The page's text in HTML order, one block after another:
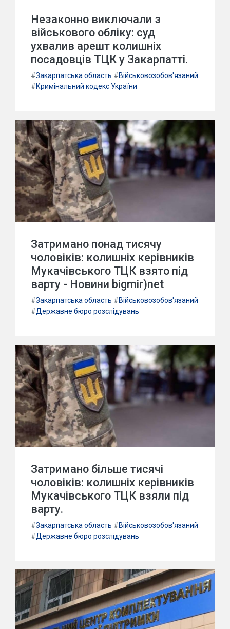
Незаконно виключали з
військового обліку: суд
ухвалив арешт колишніх
посадовців ТЦК у Закарпатті.
#Закарпатська область #Військовозобов'язаний
#Кримінальний кодекс України
Затримано понад тисячу
чоловіків: колишніх керівників
Мукачівського ТЦК взято під
варту - Новини bigmir)net
#Закарпатська область #Військовозобов'язаний
#Державне бюро розслідувань
Затримано більше тисячі
чоловіків: колишніх керівників
Мукачівського ТЦК взяли під
варту.
#Закарпатська область #Військовозобов'язаний
#Державне бюро розслідувань